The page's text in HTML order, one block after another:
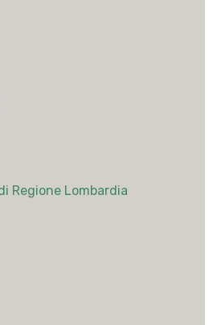
Regione Lombardia